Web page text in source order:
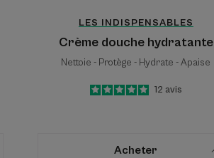
LES INDISPENSABLES
Crème douche hydratante
Nettoie - Protège - Hydrate - Apaise
5
/5
12 avis
Acheter